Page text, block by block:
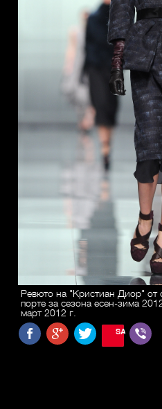
Ревюто на "Кристиан Диор" от
порте за сезона есен-зима
март 2012 г.
SAVE